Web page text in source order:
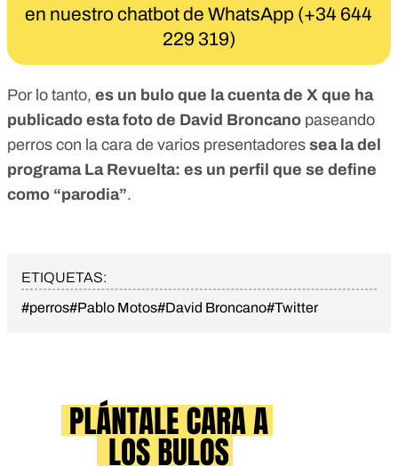
en nuestro chatbot de WhatsApp (+34 644
229 319)
Por lo tanto, es un bulo que la cuenta de X que ha
publicado esta foto de David Broncano paseando
perros con la cara de varios presentadores sea la del
programa La Revuelta: es un perfil que se define
como “parodia”.
ETIQUETAS:
#perros#Pablo Motos#David Broncano#Twitter